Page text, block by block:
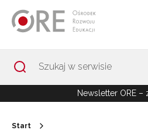
Newsletter ORE –
Start